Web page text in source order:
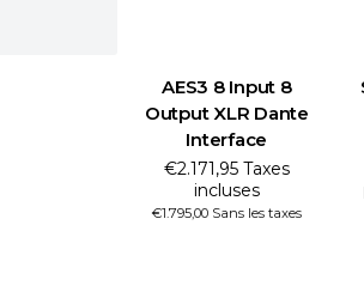
AES3 8 Input 8
Output XLR Dante
Interface
€2.171,95 Taxes
incluses
€1.795,00 Sans les taxes